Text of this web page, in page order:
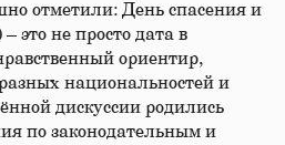
отметили: День спасения и
это не просто дата в
ориентир,
национальностей и
дискуссии родились
по законодательным и